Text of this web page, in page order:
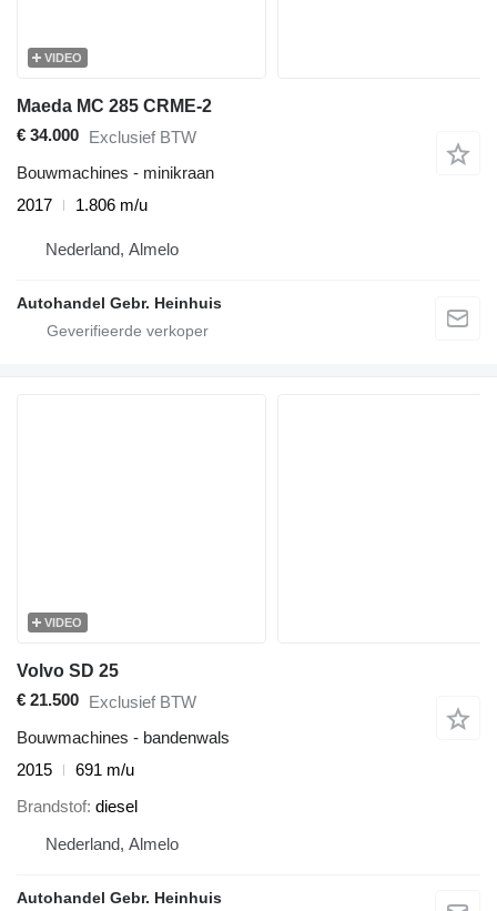
VIDEO
Maeda MC 285 CRME-2
€ 34.000 Exclusief BTW
Bouwmachines - minikraan
2017
1.806 m/u
Nederland, Almelo
Autohandel Gebr. Heinhuis
VIDEO
Volvo SD 25
€ 21.500 Exclusief BTW
Bouwmachines - bandenwals
2015
691 m/u
Brandstof diesel
Nederland, Almelo
Autohandel Gebr. Heinhuis